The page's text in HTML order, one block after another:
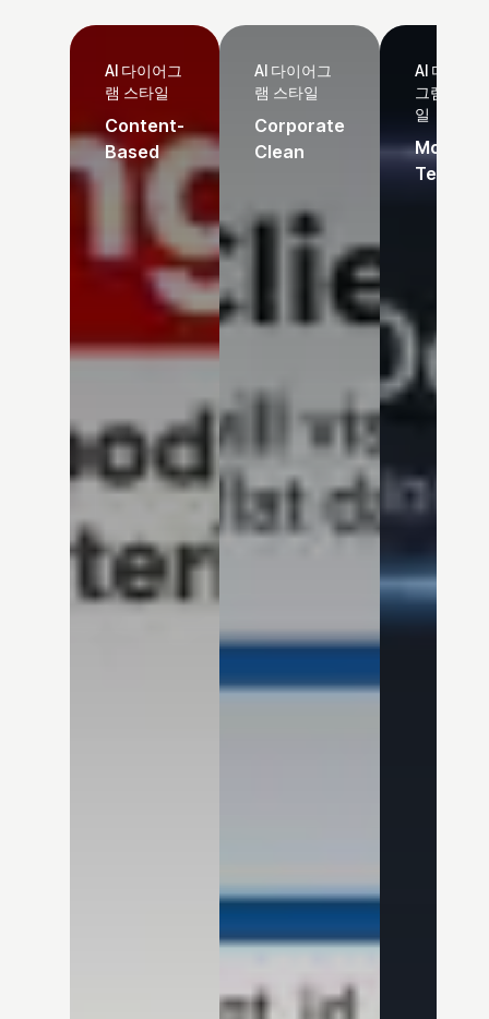
AI 다이어그
램 스타일
Content-
Based
AI 다이어그
램 스타일
Corporate
Clean
AI 다이어
그램 스타
일
Modern
Tech